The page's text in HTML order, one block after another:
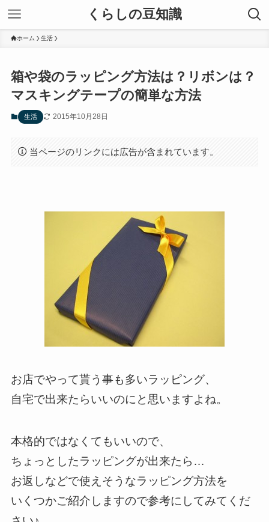
くらしの豆知識
ホーム 生活
箱や袋のラッピング方法は？リボンは？
マスキングテープの簡単な方法
生活 2015年10月28日
当ページのリンクには広告が含まれています。
お店でやって貰う事も多いラッピング、
自宅で出来たらいいのにと思いますよね。
本格的ではなくてもいいので、
ちょっとしたラッピングが出来たら…
お返しなどで使えそうなラッピング方法を
いくつかご紹介しますので参考にしてみてくだ